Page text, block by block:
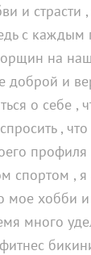
и страсти
с каждым
на
доброй и
о себе ,
, что
спортом , я
мое хобби
много